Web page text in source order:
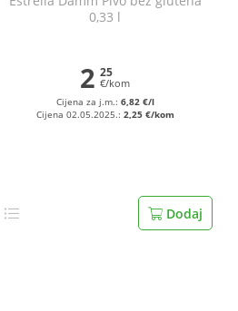
0,33 l
2 25
€/kom
Cijena za j.m.: 6,82 €/l
Cijena 02.05.2025.: 2,25 €/kom
Dodaj